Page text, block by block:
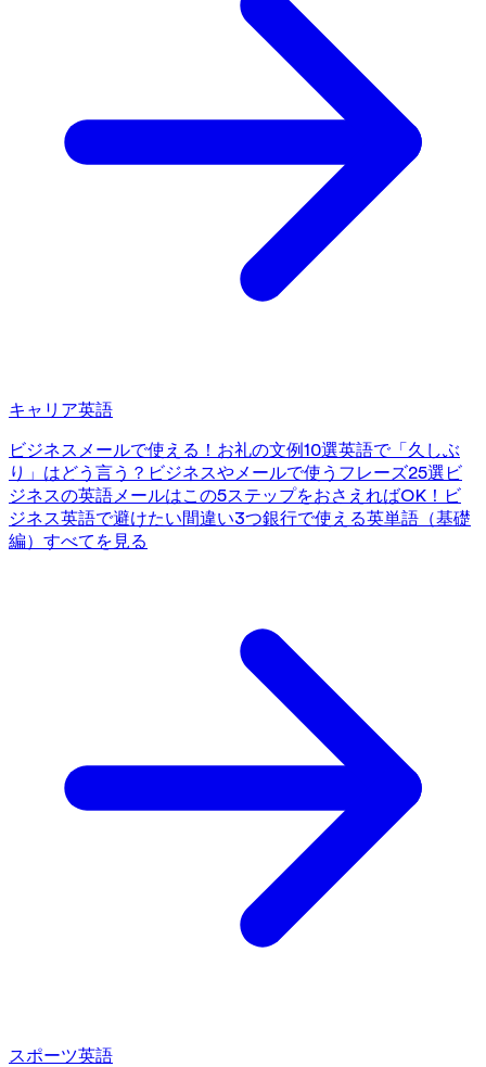
キャリア英語
ビジネスメールで使える！お礼の文例10選英語で「久しぶ
り」はどう言う？ビジネスやメールで使うフレーズ25選 ビ
ジネスの英語メールはこの5ステップをおさえればOK！ ビ
ジネス英語で避けたい間違い3つ銀行で使える英単語（基礎
編） すべてを見る
スポーツ英語